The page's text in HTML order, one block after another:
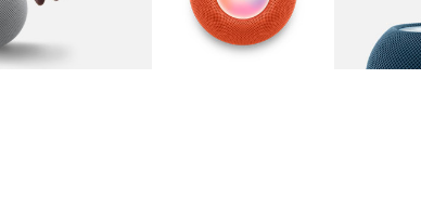
图库 图像 图库 图像